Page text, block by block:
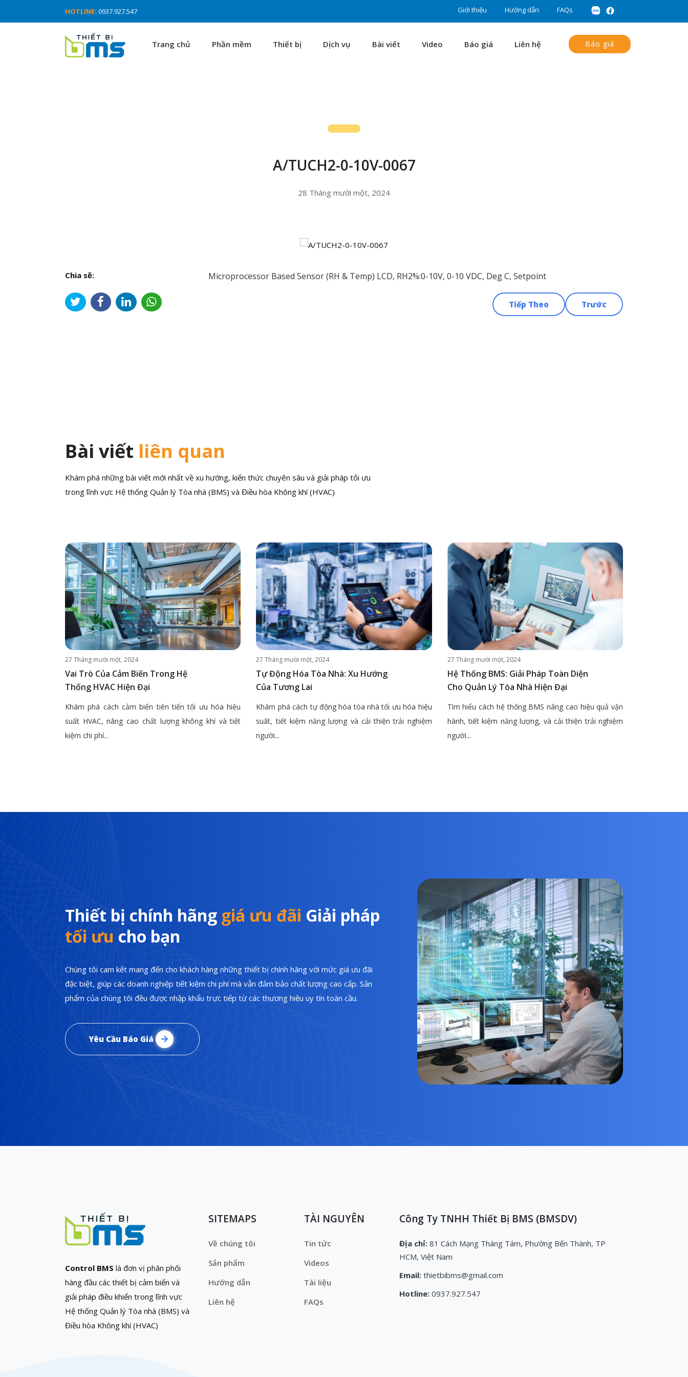
HOTLINE: 0937.927.547 Giới thiệu Hướng dẫn FAQs
Trang chủ Phần mềm Thiết bị Dịch vụ Bài viết Video Báo giá Liên hệ Báo giá
A/TUCH2-0-10V-0067
28 Tháng mười một, 2024
Chia sẽ: Microprocessor Based Sensor (RH & Temp) LCD, RH2%:0-10V, 0-10 VDC, Deg C, Setpoint
Trước
Tiếp Theo
Bài viết liên quan
Khám phá những bài viết mới nhất về xu hướng, kiến thức chuyên sâu và giải pháp tối ưu
trong lĩnh vực Hệ thống Quản lý Tòa nhà (BMS) và Điều hòa Không khí (HVAC)
27 Tháng mười một, 2024
Vai Trò Của Cảm Biến Trong Hệ
Thống HVAC Hiện Đại
Khám phá cách cảm biến tiên tiến tối ưu hóa hiệu
suất HVAC, nâng cao chất lượng không khí và tiết
kiệm chi phí...
27 Tháng mười một, 2024
Tự Động Hóa Tòa Nhà: Xu Hướng
Của Tương Lai
Khám phá cách tự động hóa tòa nhà tối ưu hóa hiệu
suất, tiết kiệm năng lượng và cải thiện trải nghiệm
người...
27 Tháng mười một, 2024
Hệ Thống BMS: Giải Pháp Toàn Diện
Cho Quản Lý Tòa Nhà Hiện Đại
Tìm hiểu cách hệ thống BMS nâng cao hiệu quả vận
hành, tiết kiệm năng lượng, và cải thiện trải nghiệm
người...
Thiết bị chính hãng giá ưu đãi Giải pháp
tối ưu cho bạn
Chúng tôi cam kết mang đến cho khách hàng những thiết bị chính hãng với mức giá ưu đãi
đặc biệt, giúp các doanh nghiệp tiết kiệm chi phí mà vẫn đảm bảo chất lượng cao cấp. Sản
phẩm của chúng tôi đều được nhập khẩu trực tiếp từ các thương hiệu uy tín toàn cầu.
Yêu Cầu Báo Giá
Control BMS là đơn vị phân phối
hàng đầu các thiết bị cảm biến và
giải pháp điều khiển trong lĩnh vực
Hệ thống Quản lý Tòa nhà (BMS) và
Điều hòa Không khí (HVAC)
SITEMAPS
Về chúng tôi
Sản phẩm
Hướng dẫn
Liên hệ
TÀI NGUYÊN
Tin tức
Videos
Tài liệu
FAQs
Công Ty TNHH Thiết Bị BMS (BMSDV)
Địa chỉ: 81 Cách Mạng Tháng Tám, Phường Bến Thành, TP
HCM, Việt Nam
Email: thietbibms@gmail.com
Hotline: 0937.927.547